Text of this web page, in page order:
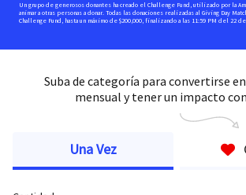
Un grupo de generosos donantes ha creado el Challenge Fund, utilizado por la
animar a otras personas a donar. Todas las donaciones realizadas al Giving Day
Challenge Fund, hasta un máximo de $200,000, finalizando a las 11:59 PM del 22 de
Suba de categoría para convertirse
mensual y tener un impacto
Una Vez